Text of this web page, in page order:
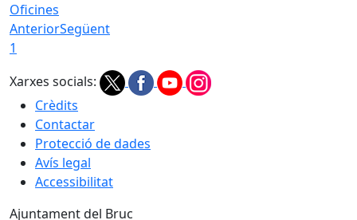
Oficines
AnteriorSegüent
1
Xarxes socials:
Crèdits
Contactar
Protecció de dades
Avís legal
Accessibilitat
Ajuntament del Bruc